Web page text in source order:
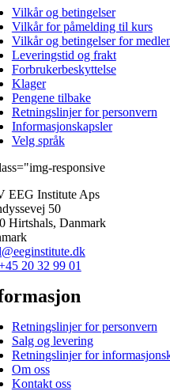
Vilkår og betingelser
Vilkår for påmelding til kurs
Vilkår og betingelser for
Leveringstid og frakt
Forbrukerbeskyttelse
Klager
Pengene tilbake
Retningslinjer for personvern
Informasjonskapsler
Velg språk
EEG Institute Aps
50
Hirtshals, Danmark
20 32 99 01
Retningslinjer for personvern
Salg og levering
Retningslinjer for
Om oss
Kontakt oss